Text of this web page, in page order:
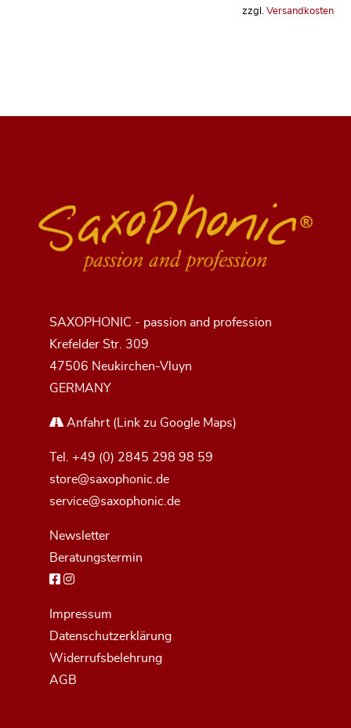
zzgl. Versandkosten
SAXOPHONIC - passion and profession
Krefelder Str. 309
47506 Neukirchen-Vluyn
GERMANY
Anfahrt(Link zu Google Maps)
Tel. +49 (0) 2845 298 98 59
store@saxophonic.de
service@saxophonic.de
Newsletter
Beratungstermin
Impressum
Datenschutzerklärung
Widerrufsbelehrung
AGB